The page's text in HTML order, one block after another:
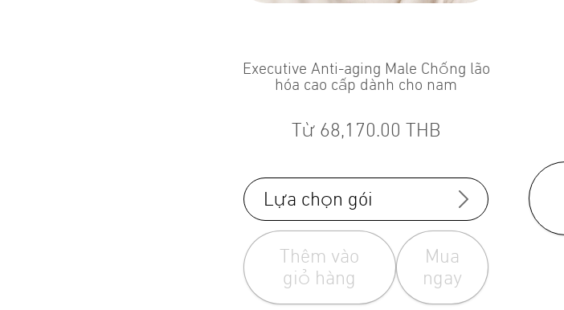
Executive Anti-aging Male Chống lão
hóa cao cấp dành cho nam
Từ 68,170.00 THB
Lựa chọn gói
Thêm vào
giỏ hàng
Mua
ngay